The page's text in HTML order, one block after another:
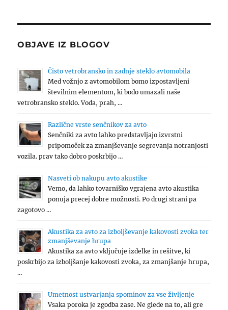
OBJAVE IZ BLOGOV
Čisto vetrobransko in zadnje steklo avtomobila
Med vožnjo z avtomobilom bomo izpostavljeni
številnim elementom, ki bodo umazali naše
vetrobransko steklo. Voda, prah, …
Različne vrste senčnikov za avto
Senčniki za avto lahko predstavljajo izvrstni
pripomoček za zmanjševanje segrevanja notranjosti
vozila. prav tako dobro poskrbijo …
Nasveti ob nakupu avto akustike
Vemo, da lahko tovarniško vgrajena avto akustika
ponuja precej dobre možnosti. Po drugi strani pa
zagotovo …
Akustika za avto za izboljševanje kakovosti zvoka ter
zmanjševanje hrupa
Akustika za avto vključuje izdelke in rešitve, ki
poskrbijo za izboljšanje kakovosti zvoka, za zmanjšanje hrupa,
…
Umetnost ustvarjanja spominov za vse življenje
Vsaka poroka je zgodba zase. Ne glede na to, ali gre